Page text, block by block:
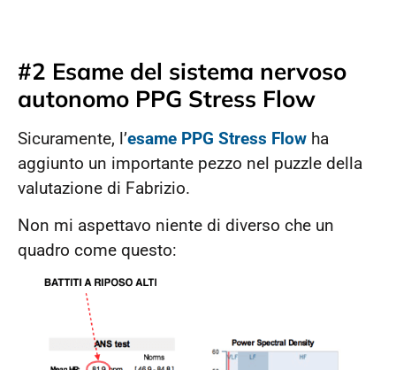
#2 Esame del sistema nervoso
autonomo PPG Stress Flow
Sicuramente, l’esame PPG Stress Flow ha
aggiunto un importante pezzo nel puzzle della
valutazione di Fabrizio.
Non mi aspettavo niente di diverso che un
quadro come questo: